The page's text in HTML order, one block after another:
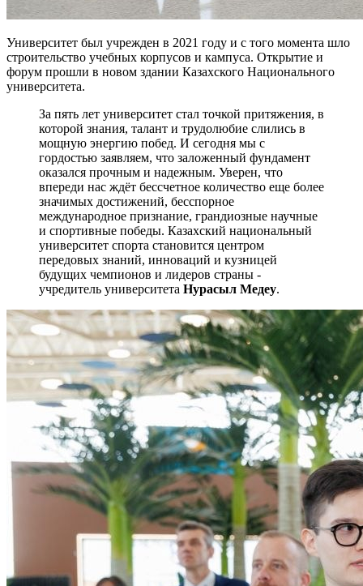
Университет был учрежден в 2021 году и с того момента шло
строительство учебных корпусов и кампуса. Открытие и
форум прошли в новом здании Казахского Национального
университета.
За пять лет университет стал точкой притяжения, в
которой знания, талант и трудолюбие слились в
мощную энергию побед. И сегодня мы с
гордостью заявляем, что заложенный фундамент
оказался прочным и надежным. Уверен, что
впереди нас ждёт бессчетное количество еще более
значимых достижений, бесспорное
международное признание, грандиозные научные
и спортивные победы. Казахский национальный
университет спорта становится центром
передовых знаний, инноваций и кузницей
будущих чемпионов и лидеров страны -
учредитель университета Нурасыл Медеу.